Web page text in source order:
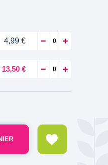
4,99 €
13,50 €